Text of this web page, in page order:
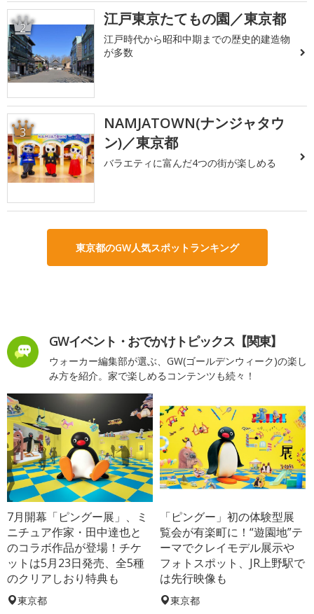
2 江戸東京たてもの園／東京都
江戸時代から昭和中期までの歴史的建造物
が多数
3
NAMJATOWN(ナンジャタウ
ン)／東京都
バラエティに富んだ4つの街が楽しめる
東京都のGW人気スポットランキング
GWイベント・おでかけトピックス【関東】
ウォーカー編集部が選ぶ、GW(ゴールデンウィーク)の楽し
み方を紹介。家で楽しめるコンテンツも続々！
7月開幕「ピングー展」、ミ
ニチュア作家・田中達也と
のコラボ作品が登場！チケ
ットは5月23日発売、全5種
のクリアしおり特典も
東京都
「ピングー」初の体験型展
覧会が有楽町に！“遊園地”テ
ーマでクレイモデル展示や
フォトスポット、JR上野駅で
は先行映像も
東京都